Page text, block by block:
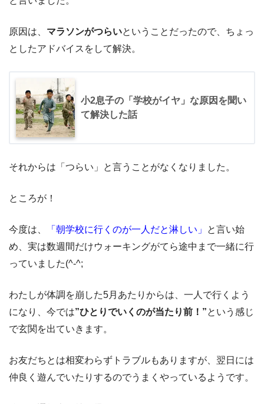
原因は、 マラソンがつらいということだったので、ちょっ
としたアドバイスをして解決。
小2息子の「学校がイヤ」な原因を聞い
て解決した話
それからは「つらい」と言うことがなくなりました。
ところが！
今度は、 「朝学校に行くのが一人だと淋しい」
と言い始
め、実は数週間だけウォーキングがてら途中まで一緒に行
っていました(^-^;
わたしが体調を崩した5月あたりからは、一人で行くよう
になり、今では”ひとりでいくのが当たり前！”という感じ
で玄関を出ていきます。
お友だちとは相変わらずトラブルもありますが、翌日には
仲良く遊んでいたりするのでうまくやっているようです。